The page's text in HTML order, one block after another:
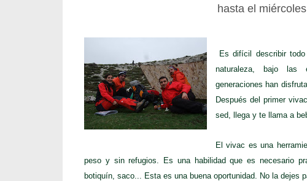
hasta el miércoles
Es difícil describir
naturaleza, bajo las
generaciones han
Después del primer
sed, llega y te llama a
El vivac es una
peso y sin refugios. Es una habilidad que es necesario
botiquín, saco... Esta es una buena oportunidad. No la dejes